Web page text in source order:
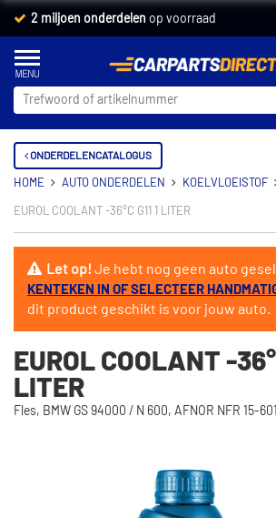
2 miljoen onderdelen op voorraad
ONDERDELENCATALOGUS
HOME AUTO ONDERDELEN KOELVLOEISTOF
EUROL COOLANT -36°C G11 1 LITER
Let op!Je hebt nog geen auto
KENTEKEN IN OF SELECTEER
dit product geschikt is voor jouw auto.
EUROL COOLANT -
LITER
Fles, BMW GS 94000 / N 600, AFNOR NFR 15-